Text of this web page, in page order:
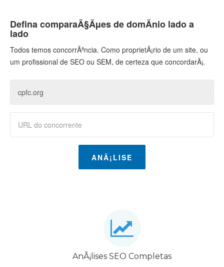
Defina comparaÃ§Ãµes de domÃ­nio lado a
lado
Todos temos concorrÃªncia. Como proprietÃ¡rio de um site, ou
um profissional de SEO ou SEM, de certeza que concordarÃ¡.
ANÃ¡LISE
AnÃ¡lises SEO Completas